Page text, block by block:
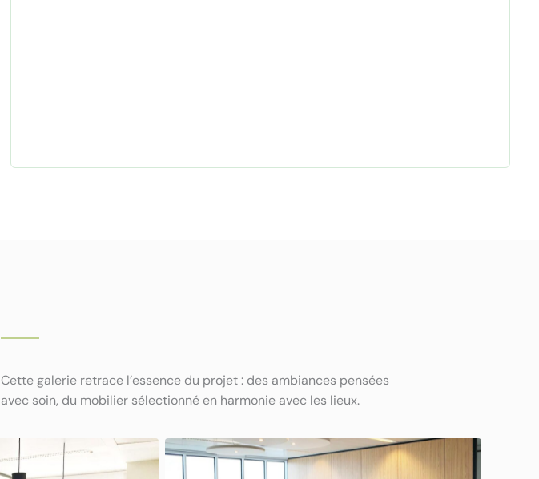
Cette galerie retrace l’essence du projet : des ambiances pensées
avec soin, du mobilier sélectionné en harmonie avec les lieux.